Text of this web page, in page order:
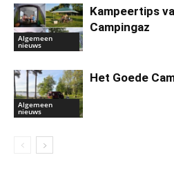
Algemeen
nieuws
Kampeertips
Campingaz
Algemeen
nieuws
Het Goede